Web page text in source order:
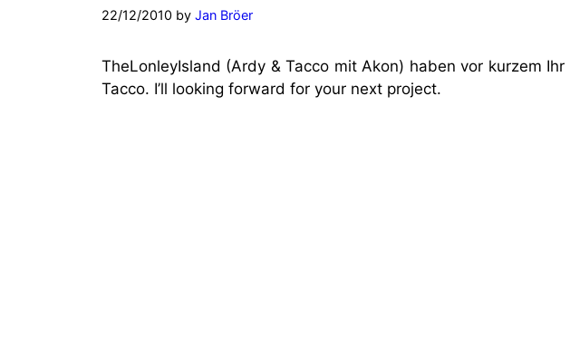
22/12/2010 by Jan Bröer
TheLonleyIsland (Ardy & Tacco mit Akon) haben vor kurzem
Tacco. I’ll looking forward for your next project.